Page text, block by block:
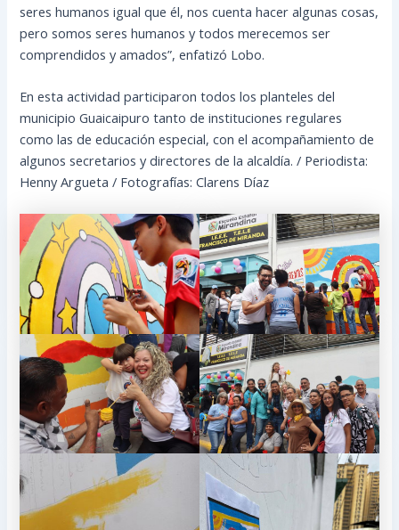
seres humanos igual que él, nos cuenta hacer algunas cosas,
pero somos seres humanos y todos merecemos ser
comprendidos y amados”, enfatizó Lobo.
En esta actividad participaron todos los planteles del
municipio Guaicaipuro tanto de instituciones regulares
como las de educación especial, con el acompañamiento de
algunos secretarios y directores de la alcaldía. / Periodista:
Henny Argueta / Fotografías: Clarens Díaz